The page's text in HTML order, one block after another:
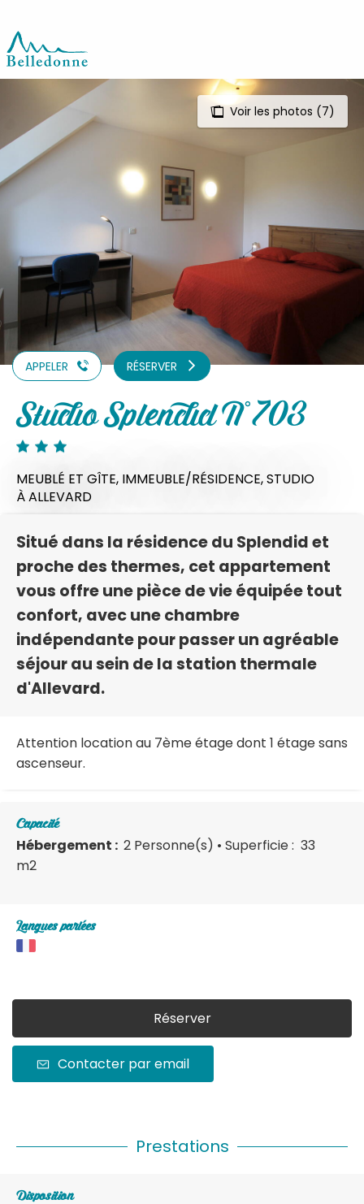
contenu
principal
Voir les photos (7)
APPELER RÉSERVER
Studio Splendid N°703
MEUBLÉ ET GÎTE, IMMEUBLE/RÉSIDENCE,STUDIO
À ALLEVARD
Situé dans la résidence du Splendid et
proche des thermes, cet appartement
vous offre une pièce de vie équipée tout
confort, avec une chambre
indépendante pour passer un agréable
séjour au sein de la station thermale
d'Allevard.
Attention location au 7ème étage dont 1 étage sans
ascenseur.
Capacité
Hébergement : 2 Personne(s) • Superficie : 33
m2
Langues parlées
Réserver
Contacter par email
Prestations
Disposition